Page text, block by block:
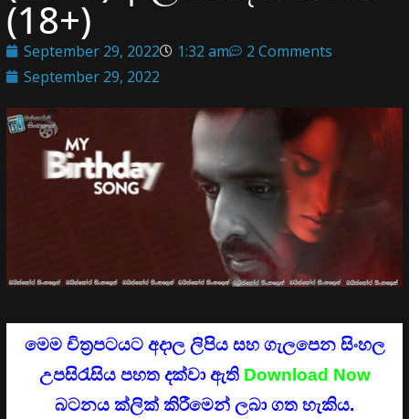
(18+)
September 29, 2022 1:32 am
2 Comments
September 29, 2022
මෙම චිත්‍රපටයට අදාල ලිපිය සහ ගැලපෙන සිංහල
උපසිරැසිය පහත දක්වා ඇති Download Now
බටනය ක්ලික් කිරීමෙන් ලබා ගත හැකිය.